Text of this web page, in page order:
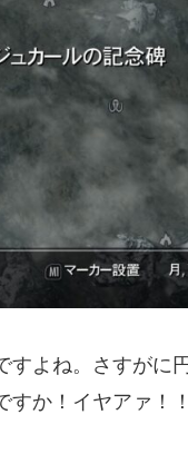
すよね。さすがに
か！イヤアァ！